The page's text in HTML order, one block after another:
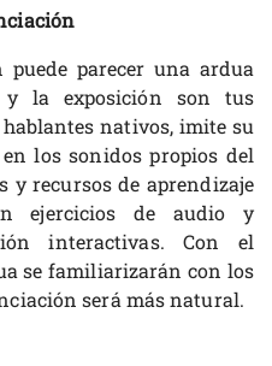
parecer una ardua
la exposición son tus
hablantes nativos, imite su
los sonidos propios del
y recursos de aprendizaje
ejercicios de audio y
interactivas. Con el
se familiarizarán con los
será más natural.